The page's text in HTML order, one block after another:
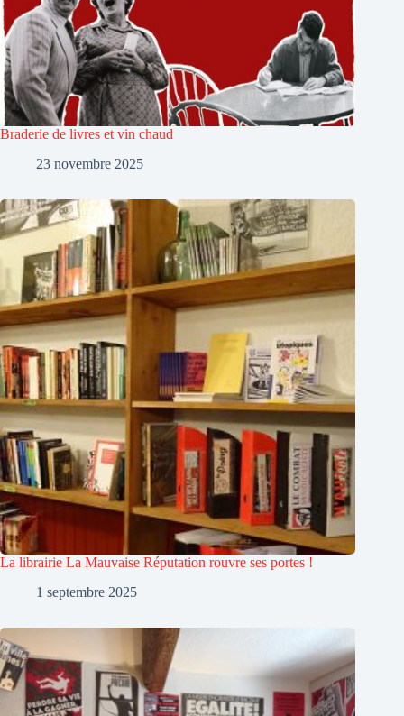
Braderie de livres et vin chaud
23 novembre 2025
La librairie La Mauvaise Réputation rouvre ses portes !
1 septembre 2025